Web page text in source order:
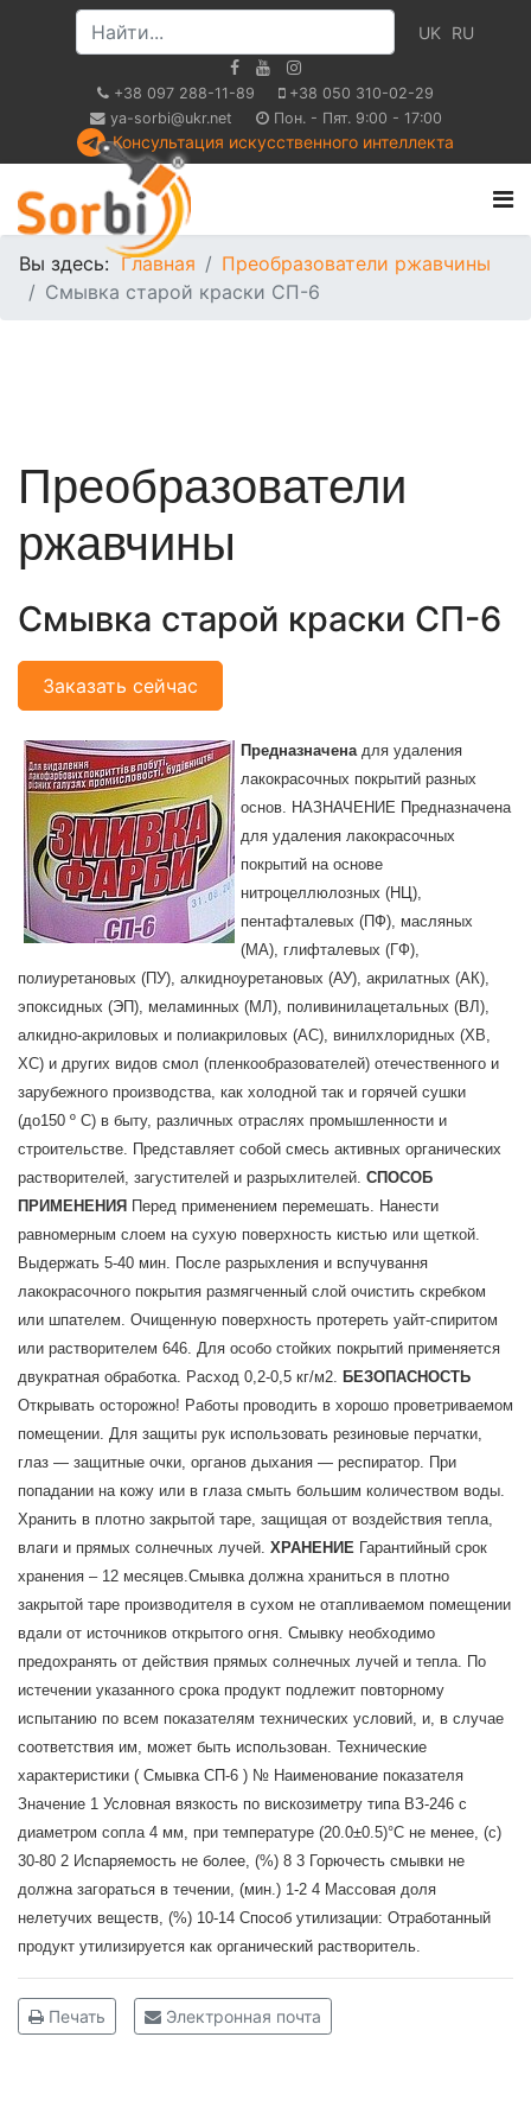
UK RU
+38 097 288-11-89
+38 050 310-02-29
ya-sorbi@ukr.net
Пон. - Пят. 9:00 - 17:00
Консультация искусственного интеллекта
Вы здесь:Главная
Преобразователи ржавчины
Смывка старой краски СП-6
Преобразователи
ржавчины
Смывка старой краски СП-6
Заказать сейчас
Предназначенадля удаления
лакокрасочных покрытий разных
основ. НАЗНАЧЕНИЕ Предназначена
для удаления лакокрасочных
покрытий на основе
нитроцеллюлозных (НЦ),
пентафталевых (ПФ), масляных
(МА), глифталевых (ГФ),
полиуретановых (ПУ), алкидноуретановых (АУ), акрилатных (АК),
эпоксидных (ЭП), меламинных (МЛ), поливинилацетальных (ВЛ),
алкидно-акриловых и полиакриловых (АС), винилхлоридных (ХВ,
ХС) и других видов смол (пленкообразователей) отечественного и
зарубежного производства, как холодной так и горячей сушки
(до150 º С) в быту, различных отраслях промышленности и
строительстве. Представляет собой смесь активных органических
растворителей, загустителей и разрыхлителей. СПОСОБ
ПРИМЕНЕНИЯ Перед применением перемешать. Нанести
равномерным слоем на сухую поверхность кистью или щеткой.
Выдержать 5-40 мин. После разрыхления и вспучування
лакокрасочного покрытия размягченный слой очистить скребком
или шпателем. Очищенную поверхность протереть уайт-спиритом
или растворителем 646. Для особо стойких покрытий применяется
двукратная обработка. Расход 0,2-0,5 кг/м2. БЕЗОПАСНОСТЬ
Открывать осторожно! Работы проводить в хорошо проветриваемом
помещении. Для защиты рук использовать резиновые перчатки,
глаз ― защитные очки, органов дыхания ― респиратор. При
попадании на кожу или в глаза смыть большим количеством воды.
Хранить в плотно закрытой таре, защищая от воздействия тепла,
влаги и прямых солнечных лучей. ХРАНЕНИЕ Гарантийный срок
хранения – 12 месяцев.Смывка должна храниться в плотно
закрытой таре производителя в сухом не отапливаемом помещении
вдали от источников открытого огня. Смывку необходимо
предохранять от действия прямых солнечных лучей и тепла. По
истечении указанного срока продукт подлежит повторному
испытанию по всем показателям технических условий, и, в случае
соответствия им, может быть использован. Технические
характеристики ( Смывка СП-6 ) № Наименование показателя
Значение 1 Условная вязкость по вискозиметру типа ВЗ-246 с
диаметром сопла 4 мм, при температуре (20.0±0.5)°С не менее, (с)
30-80 2 Испаряемость не более, (%) 8 3 Горючесть смывки не
должна загораться в течении, (мин.) 1-2 4 Массовая доля
нелетучих веществ, (%) 10-14 Способ утилизации: Отработанный
продукт утилизируется как органический растворитель.
Печать Электронная почта